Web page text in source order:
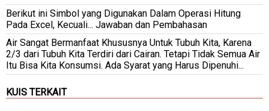
Berikut ini Simbol yang Digunakan Dalam Operasi Hitung
Pada Excel, Kecuali... Jawaban dan Pembahasan
Air Sangat Bermanfaat Khususnya Untuk Tubuh Kita, Karena
2/3 dari Tubuh Kita Terdiri dari Cairan. Tetapi Tidak Semua Air
Itu Bisa Kita Konsumsi. Ada Syarat yang Harus Dipenuhi...
KUIS TERKAIT